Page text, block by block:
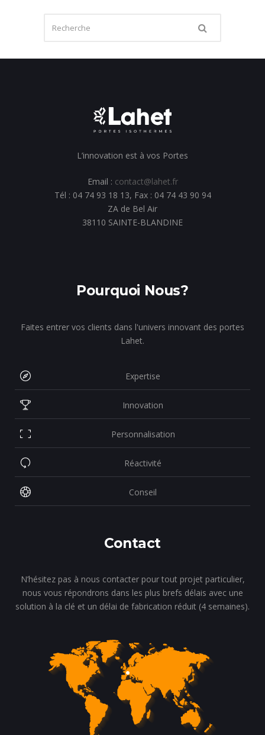
L’innovation est à vos Portes
Email : contact@lahet.fr
Tél : 04 74 93 18 13, Fax : 04 74 43 90 94
ZA de Bel Air
38110 SAINTE-BLANDINE
Pourquoi Nous?
Faites entrer vos clients dans l'univers innovant des portes
Lahet.
Expertise
Innovation
Personnalisation
Réactivité
Conseil
Contact
N’hésitez pas à nous contacter pour tout projet particulier,
nous vous répondrons dans les plus brefs délais avec une
solution à la clé et un délai de fabrication réduit (4 semaines).